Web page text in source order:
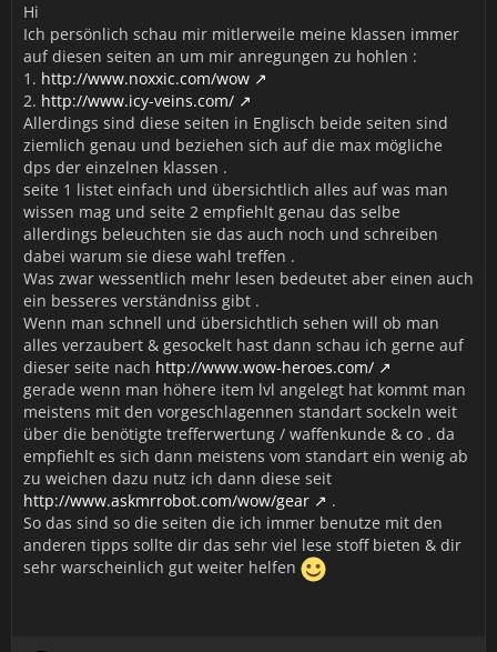
Hi
Ich persönlich schau mir mitlerweile meine klassen immer
auf diesen seiten an um mir anregungen zu hohlen :
1. http://www.noxxic.com/wow
2. http://www.icy-veins.com/
Allerdings sind diese seiten in Englisch beide seiten sind
ziemlich genau und beziehen sich auf die max mögliche
dps der einzelnen klassen .
seite 1 listet einfach und übersichtlich alles auf was man
wissen mag und seite 2 empfiehlt genau das selbe
allerdings beleuchten sie das auch noch und schreiben
dabei warum sie diese wahl treffen .
Was zwar wessentlich mehr lesen bedeutet aber einen auch
ein besseres verständniss gibt .
Wenn man schnell und übersichtlich sehen will ob man
alles verzaubert & gesockelt hast dann schau ich gerne auf
dieser seite nach http://www.wow-heroes.com/
gerade wenn man höhere item lvl angelegt hat kommt man
meistens mit den vorgeschlagennen standart sockeln weit
über die benötigte trefferwertung / waffenkunde & co . da
empfiehlt es sich dann meistens vom standart ein wenig ab
zu weichen dazu nutz ich dann diese seit
http://www.askmrrobot.com/wow/gear
.
So das sind so die seiten die ich immer benutze mit den
anderen tipps sollte dir das sehr viel lese stoff bieten & dir
sehr warscheinlich gut weiter helfen